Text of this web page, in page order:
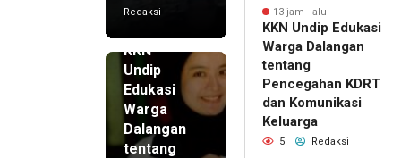
Redaksi
KKN
Undip
Edukasi
Warga
Dalangan
tentang
13 jam lalu
KKN Undip Edukasi
Warga Dalangan
tentang
Pencegahan KDRT
dan Komunikasi
Keluarga
5 Redaksi